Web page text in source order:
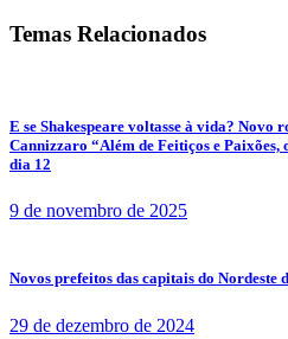
Temas Relacionados
E se Shakespeare voltasse à vida? Novo
Cannizzaro “Além de Feitiços e
dia 12
9 de novembro de 2025
Novos prefeitos das capitais do Nordeste
29 de dezembro de 2024